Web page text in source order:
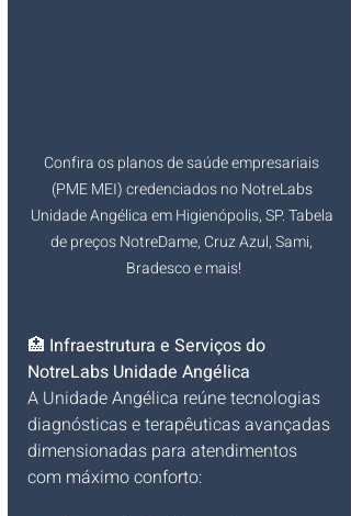
Confira os planos de saúde empresariais
(PME MEI) credenciados no NotreLabs
Unidade Angélica em Higienópolis, SP. Tabela
de preços NotreDame, Cruz Azul, Sami,
Bradesco e mais!
🏥 Infraestrutura e Serviços do
NotreLabs Unidade Angélica
A Unidade Angélica reúne tecnologias
diagnósticas e terapêuticas avançadas
dimensionadas para atendimentos
com máximo conforto: